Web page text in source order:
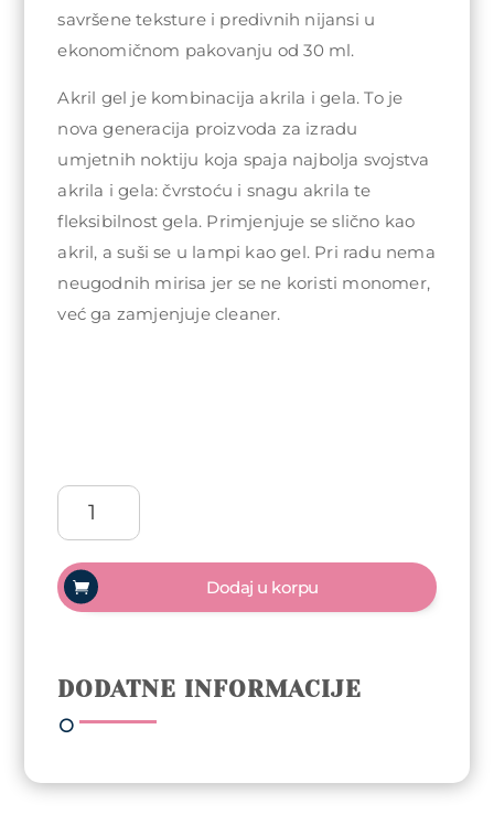
savršene teksture i predivnih nijansi u
ekonomičnom pakovanju od 30 ml.
Akril gel je kombinacija akrila i gela. To je
nova generacija proizvoda za izradu
umjetnih noktiju koja spaja najbolja svojstva
akrila i gela: čvrstoću i snagu akrila te
fleksibilnost gela. Primjenjuje se slično kao
akril, a suši se u lampi kao gel. Pri radu nema
neugodnih mirisa jer se ne koristi monomer,
već ga zamjenjuje cleaner.
Arty
Nails
Acrylic
gel
30ml
količina
Dodaj u korpu
DODATNE INFORMACIJE